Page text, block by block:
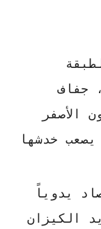
جفاف
الأصفر
خدشها
يدوياً
الكيزان